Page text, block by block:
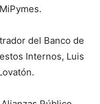
del Banco de
Internos, Luis